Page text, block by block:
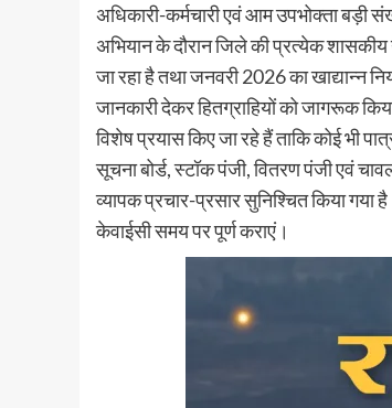
अधिकारी-कर्मचारी एवं आम उपभोक्ता बड़ी
अभियान के दौरान जिले की प्रत्येक
जा रहा है तथा जनवरी 2026 का खाद्यान्न
जानकारी देकर हितग्राहियों को जागरूक
विशेष प्रयास किए जा रहे हैं ताकि कोई भी
सूचना बोर्ड, स्टॉक पंजी, वितरण पंजी एवं
व्यापक प्रचार-प्रसार सुनिश्चित किया
केवाईसी समय पर पूर्ण कराएं।